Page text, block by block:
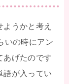
うかと考え
いの時にアン
あげたのです
語が入ってい